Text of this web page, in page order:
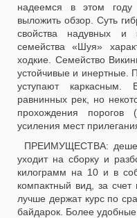
надеемся в этом
выложить обзор. Суть
свойства надувных и
семейства «Шуя»
ходкие. Семейство
устойчивые и инертные.
уступают
равнинных рек, но
прохождения порогов
усиления мест
ПРЕИМУЩЕСТВА:
уходит на сборку и
килограмм на 10 и в
компактный вид, за счет
лучше держат курс по
байдарок. Более